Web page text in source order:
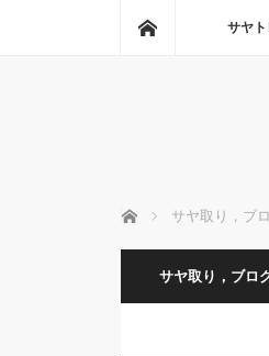
サヤ
ホーム サヤ取り，ブ
サヤ取り，ブロ